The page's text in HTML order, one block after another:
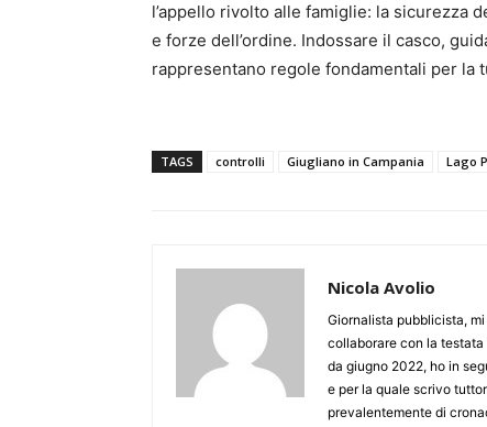
l’appello rivolto alle famiglie: la sicurezza
e forze dell’ordine. Indossare il casco,
rappresentano regole fondamentali per la
TAGS controlli Giugliano in Campania Lago
Nicola Avolio
Giornalista pubblicista,
collaborare con la
da giugno 2022, ho in
e per la quale scrivo
prevalentemente di